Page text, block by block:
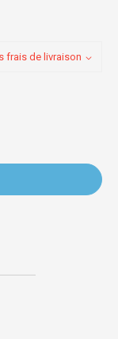
frais de livraison